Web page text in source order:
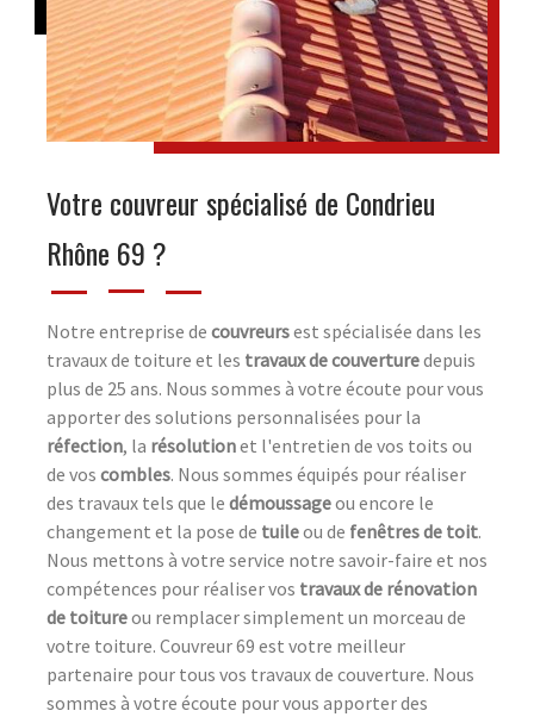
Votre couvreur spécialisé de Condrieu
Rhône 69 ?
Notre entreprise de couvreursest spécialisée dans les
travaux de toiture et les travaux de couverturedepuis
plus de 25 ans. Nous sommes à votre écoute pour vous
apporter des solutions personnalisées pour la
réfection, la résolutionet l'entretien de vos toits ou
de vos combles. Nous sommes équipés pour réaliser
des travaux tels que le démoussageou encore le
changement et la pose de tuileou de fenêtres de toit.
Nous mettons à votre service notre savoir-faire et nos
compétences pour réaliser vos travaux de rénovation
de toitureou remplacer simplement un morceau de
votre toiture. Couvreur 69 est votre meilleur
partenaire pour tous vos travaux de couverture. Nous
sommes à votre écoute pour vous apporter des